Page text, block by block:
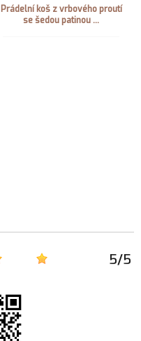
5/5
Prádelní koš z vrbového proutí
se šedou patinou ...